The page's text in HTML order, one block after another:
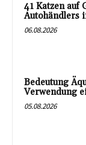
41 Katzen auf
Autohändlers
06.08.2026
Bedeutung
Verwendung
05.08.2026